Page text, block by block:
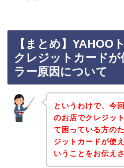
【まとめ】YAHOO
クレジットカード
ラー原因について
というわけで、今
のお店でクレジッ
て困っている方の
ジットカードが使
いうことをお伝え